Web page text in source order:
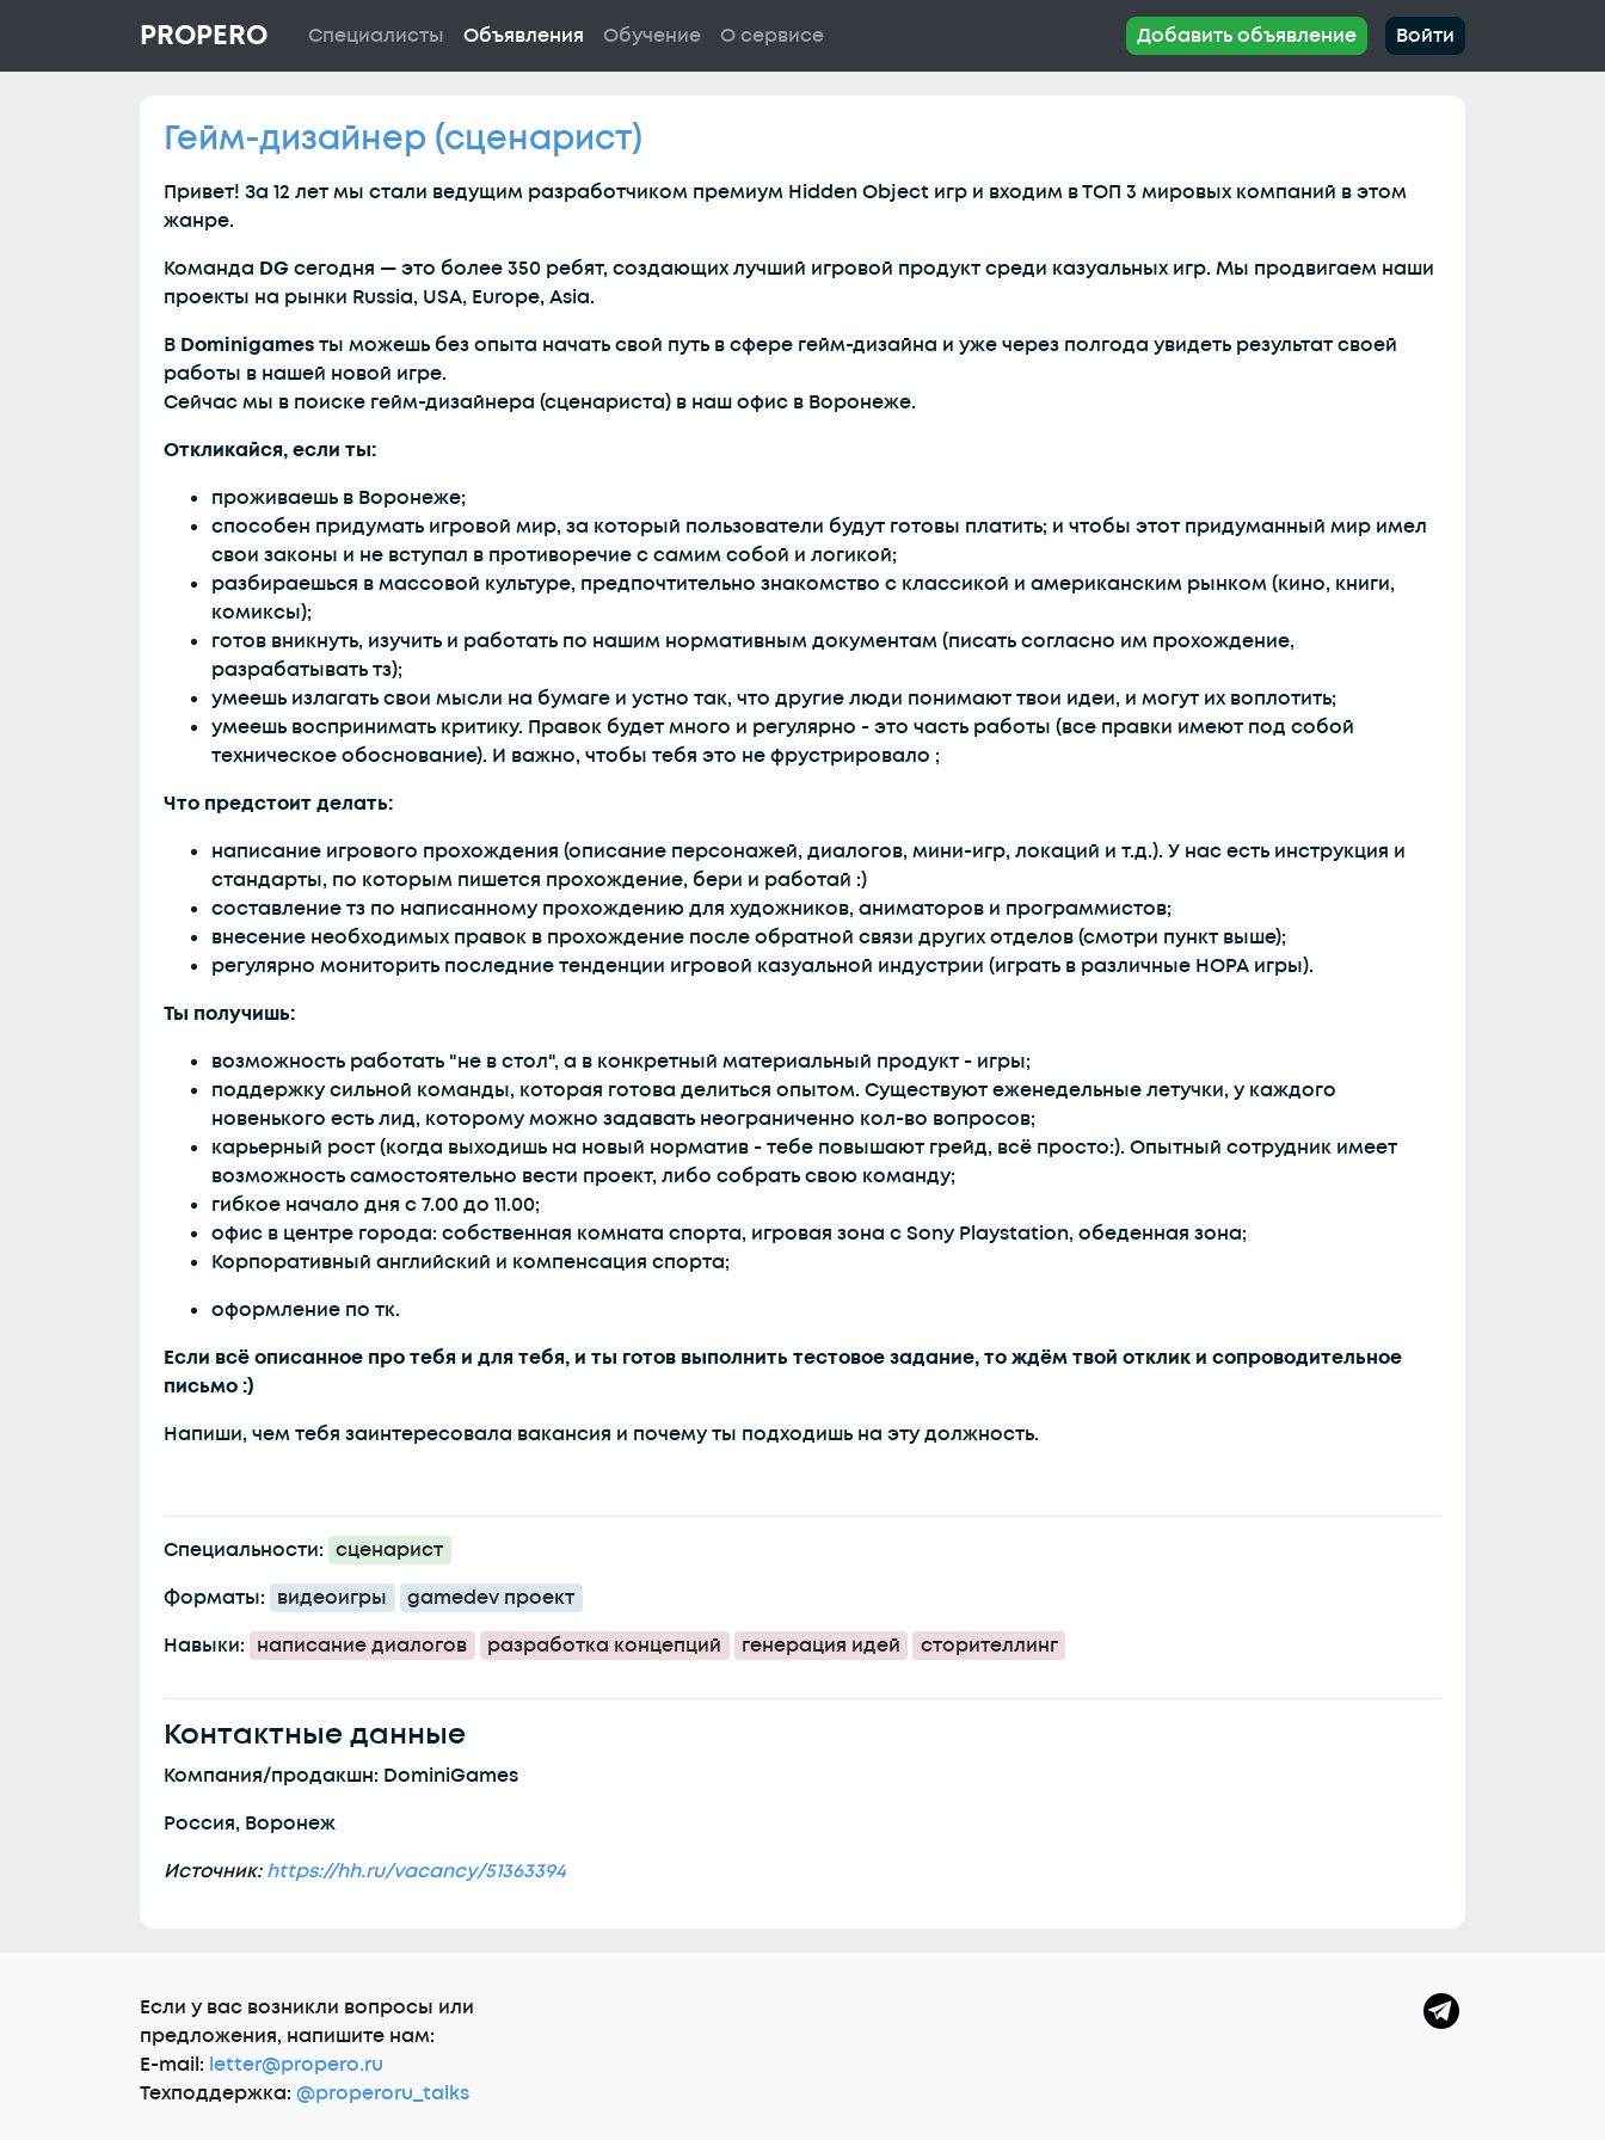
PROPERO Специалисты Объявления Обучение О сервисе Добавить объявление Войти
Гейм-дизайнер (сценарист)
Привет! За 12 лет мы стали ведущим разработчиком премиум Hidden Object игр и входим в ТОП 3 мировых компаний в этом
жанре.
Команда DGсегодня — это более 350 ребят, создающих лучший игровой продукт среди казуальных игр. Мы продвигаем наши
проекты на рынки Russia, USA, Europe, Asia.
В Dominigamesты можешь без опыта начать свой путь в сфере гейм-дизайна и уже через полгода увидеть результат своей
работы в нашей новой игре.
Сейчас мы в поиске гейм-дизайнера (сценариста) в наш офис в Воронеже.
Откликайся, если ты:
проживаешь в Воронеже;
способен придумать игровой мир, за который пользователи будут готовы платить; и чтобы этот придуманный мир имел
свои законы и не вступал в противоречие с самим собой и логикой;
разбираешься в массовой культуре, предпочтительно знакомство с классикой и американским рынком (кино, книги,
комиксы);
готов вникнуть, изучить и работать по нашим нормативным документам (писать согласно им прохождение,
разрабатывать тз);
умеешь излагать свои мысли на бумаге и устно так, что другие люди понимают твои идеи, и могут их воплотить;
умеешь воспринимать критику. Правок будет много и регулярно - это часть работы (все правки имеют под собой
техническое обоснование). И важно, чтобы тебя это не фрустрировало ;
Что предстоит делать:
написание игрового прохождения (описание персонажей, диалогов, мини-игр, локаций и т.д.). У нас есть инструкция и
стандарты, по которым пишется прохождение, бери и работай :)
составление тз по написанному прохождению для художников, аниматоров и программистов;
внесение необходимых правок в прохождение после обратной связи других отделов (смотри пункт выше);
регулярно мониторить последние тенденции игровой казуальной индустрии (играть в различные HOPA игры).
Ты получишь:
возможность работать "не в стол", а в конкретный материальный продукт - игры;
поддержку сильной команды, которая готова делиться опытом. Существуют еженедельные летучки, у каждого
новенького есть лид, которому можно задавать неограниченно кол-во вопросов;
карьерный рост (когда выходишь на новый норматив - тебе повышают грейд, всё просто:). Опытный сотрудник имеет
возможность самостоятельно вести проект, либо собрать свою команду;
гибкое начало дня с 7.00 до 11.00;
офис в центре города: собственная комната спорта, игровая зона с Sony Playstation, обеденная зона;
Корпоративный английский и компенсация спорта;
оформление по тк.
Если всё описанное про тебя и для тебя, и ты готов выполнить тестовое задание, то ждём твой отклик и сопроводительное
письмо :)
Напиши, чем тебя заинтересовала вакансия и почему ты подходишь на эту должность.
Специальности: сценарист
Форматы: видеоигры
gamedev проект
Навыки: написание диалогов разработка концепций генерация идей сторителлинг
Контактные данные
Компания/продакшн: DominiGames
Россия, Воронеж
Источник:https://hh.ru/vacancy/51363394
Еcли у вас возникли вопросы или
предложения, напишите нам:
E-mail: letter@propero.ru
Техподдержка: @properoru_talks